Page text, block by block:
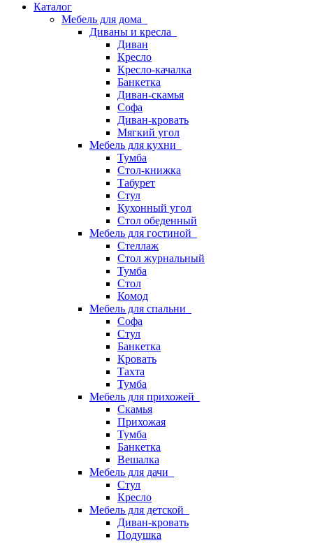
Каталог
Мебель для дома
Диваны и кресла
Диван
Кресло
Кресло-качалка
Банкетка
Диван-скамья
Софа
Диван-кровать
Мягкий угол
Мебель для кухни
Тумба
Стол-книжка
Табурет
Стул
Кухонный угол
Стол обеденный
Мебель для гостиной
Стеллаж
Стол журнальный
Тумба
Стол
Комод
Мебель для спальни
Софа
Стул
Банкетка
Кровать
Тахта
Тумба
Мебель для прихожей
Скамья
Прихожая
Тумба
Банкетка
Вешалка
Мебель для дачи
Стул
Кресло
Мебель для детской
Диван-кровать
Подушка